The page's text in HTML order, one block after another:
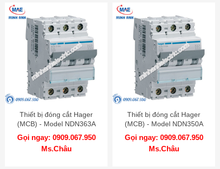
Thiết bị đóng cắt Hager
(MCB) - Model NDN363A
Gọi ngay: 0909.067.950
Ms.Châu
Thiết bị đóng cắt Hager
(MCB) - Model NDN350A
Gọi ngay: 0909.067.950
Ms.Châu